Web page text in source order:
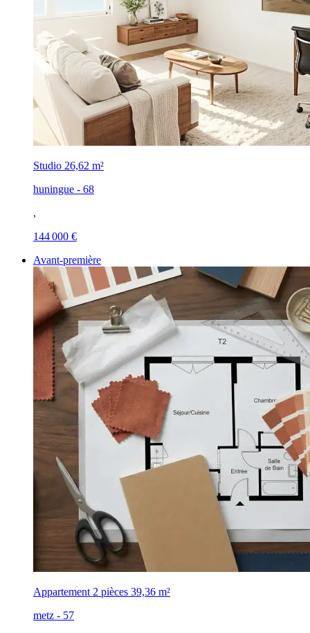
Studio 26,62 m²
huningue - 68
,
144 000 €
Avant-première
Appartement 2 pièces 39,36 m²
metz - 57